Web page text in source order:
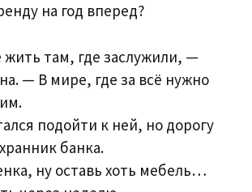
на год вперед?
там, где заслужили, —
— В мире, где за всё нужно
подойти к ней, но дорогу
банка.
ну оставь хоть мебель…